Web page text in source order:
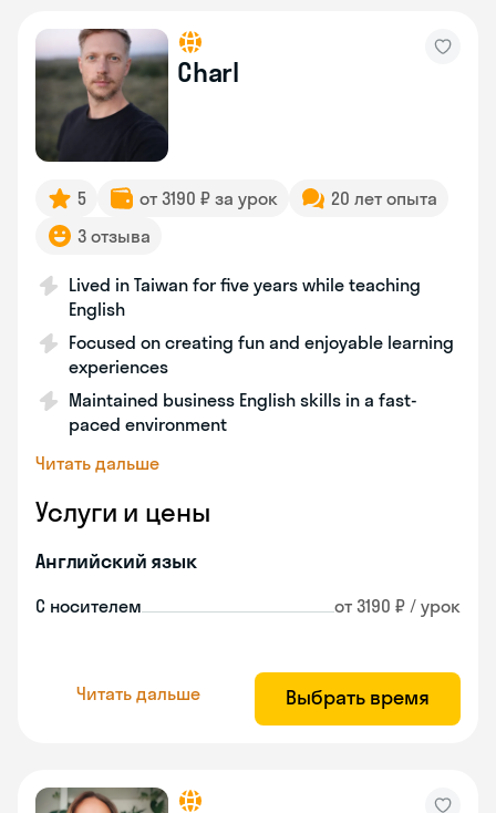
Charl
5 от 3190 ₽ за урок
20 лет опыта
3 отзыва
Lived in Taiwan for five years while teaching
English
Focused on creating fun and enjoyable learning
experiences
Maintained business English skills in a fast-
paced environment
Читать дальше
Услуги и цены
Английский язык
С носителем от 3190 ₽ / урок
Читать дальше Выбрать время